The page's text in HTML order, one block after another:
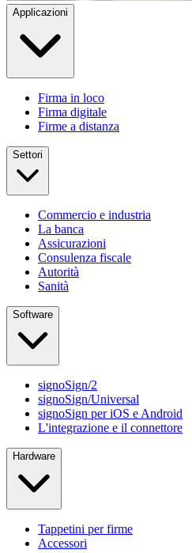
Applicazioni
Firma in loco
Firma digitale
Firme a distanza
Settori
Commercio e industria
La banca
Assicurazioni
Consulenza fiscale
Autorità
Sanità
Software
signoSign/2
signoSign/Universal
signoSign per iOS e Android
L'integrazione e il connettore
Hardware
Tappetini per firme
Accessori